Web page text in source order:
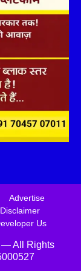
Advertise
Disclaimer
Us
— All Rights